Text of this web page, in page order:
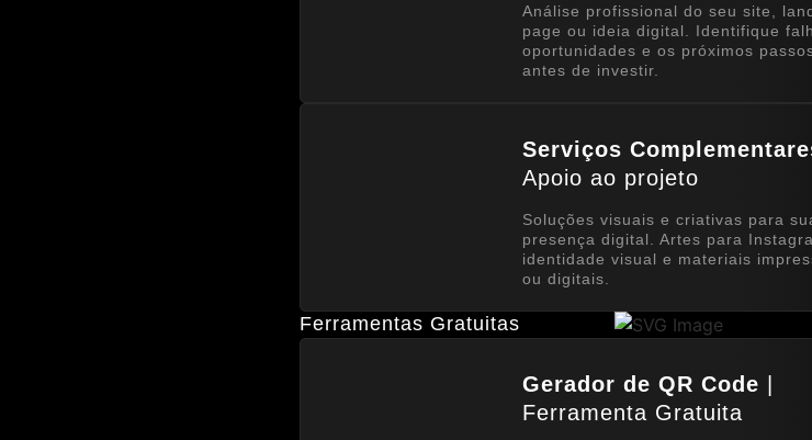
Análise profissional do seu site,
page ou ideia digital. Identifique
oportunidades e os próximos
antes de investir.
Serviços
Apoio ao projeto
Soluções visuais e criativas para
presença digital. Artes para
identidade visual e materiais
ou digitais.
Ferramentas Gratuitas
Gerador de QR Code |
Ferramenta Gratuita